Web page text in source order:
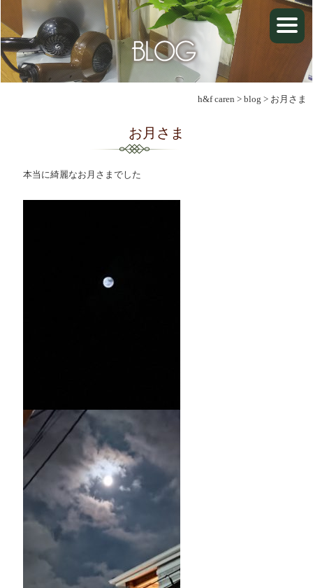
h&f caren >blog > お月さま
お月さま
本当に綺麗なお月さまでした